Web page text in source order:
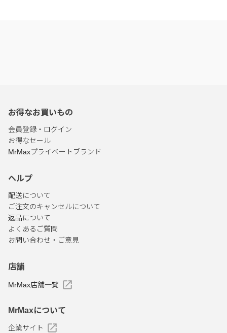
お得なお買いもの
会員登録・ログイン
お得なセール
MrMaxプライベートブランド
ヘルプ
配送について
ご注文のキャンセルについて
返品について
よくあるご質問
お問い合わせ・ご意見
店舗
MrMax店舗一覧
MrMaxについて
企業サイト